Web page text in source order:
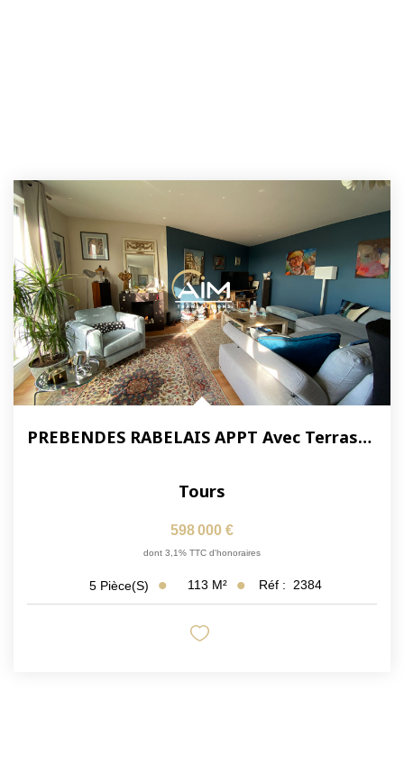
PREBENDES RABELAIS APPT Avec Terrasse Et Balcon + Box Fermé
Tours
598 000 €
dont 3,1% TTC d'honoraires
5 Pièce(s) 113 M² Réf : 2384